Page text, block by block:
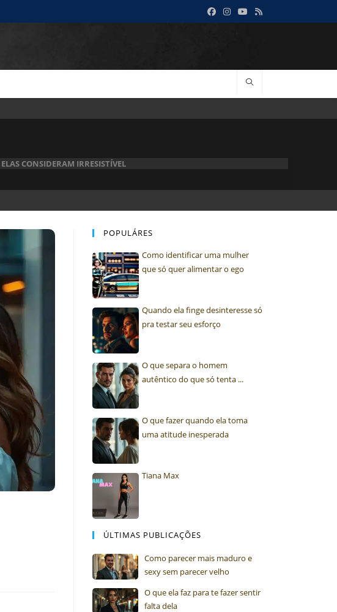
CONSIDERAM IRRESISTÍVEL
POPULÁRES
Como identificar uma mulher
que só quer alimentar o ego
Quando ela finge desinteresse só
pra testar seu esforço
O que separa o homem
autêntico do que só tenta ...
O que fazer quando ela toma
uma atitude inesperada
Tiana Max
ÚLTIMAS PUBLICAÇÕES
Como parecer mais maduro e
sexy sem parecer velho
O que ela faz para te fazer sentir
falta dela